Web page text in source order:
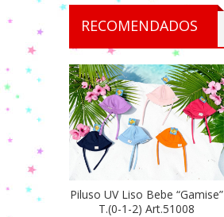
RECOMENDADOS
Piluso UV Liso Bebe “Gamise”
T.(0-1-2) Art.51008